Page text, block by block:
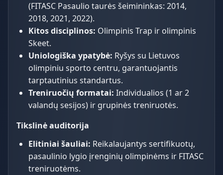
(FITASC Pasaulio taurės šeimininkas: 2014,
2018, 2021, 2022).
Kitos disciplinos: Olimpinis Trap ir olimpinis
Skeet.
Uniologiška ypatybė: Ryšys su Lietuvos
olimpiniu sporto centru, garantuojantis
tarptautinius standartus.
Treniruočių formatai: Individualios (1 ar 2
valandų sesijos) ir grupinės treniruotės.
Tikslinė auditorija
Elitiniai šauliai: Reikalaujantys sertifikuotų,
pasaulinio lygio įrenginių olimpinėms ir FITASC
treniruotėms.